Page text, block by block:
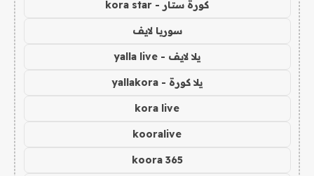
كورة ستار - kora star
سوريا لايف
يلا لايف - yalla live
يلا كورة - yallakora
kora live
kooralive
koora 365